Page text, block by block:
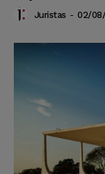
Juristas - 02/